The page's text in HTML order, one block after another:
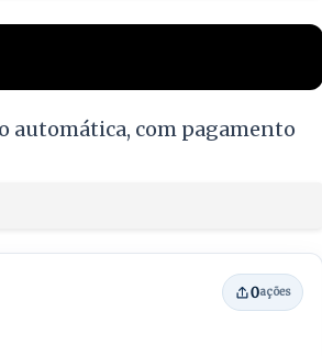
automática, com pagamento
0ações